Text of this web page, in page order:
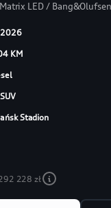
LED /
2026
KM
SUV
Stadion
228 zł